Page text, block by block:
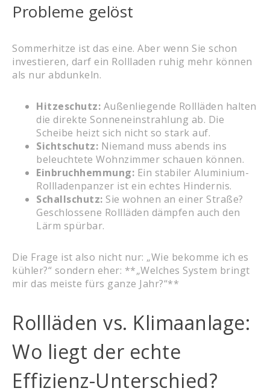
Probleme gelöst
Sommerhitze ist das eine. Aber wenn Sie schon
investieren, darf ein Rollladen ruhig mehr können
als nur abdunkeln.
Hitzeschutz: Außenliegende Rollläden halten
die direkte Sonneneinstrahlung ab. Die
Scheibe heizt sich nicht so stark auf.
Sichtschutz: Niemand muss abends ins
beleuchtete Wohnzimmer schauen können.
Einbruchhemmung: Ein stabiler Aluminium-
Rollladenpanzer ist ein echtes Hindernis.
Schallschutz: Sie wohnen an einer Straße?
Geschlossene Rollläden dämpfen auch den
Lärm spürbar.
Die Frage ist also nicht nur: „Wie bekomme ich es
kühler?“ sondern eher: **„Welches System bringt
mir das meiste fürs ganze Jahr?“**
Rollläden vs. Klimaanlage:
Wo liegt der echte
Effizienz-Unterschied?